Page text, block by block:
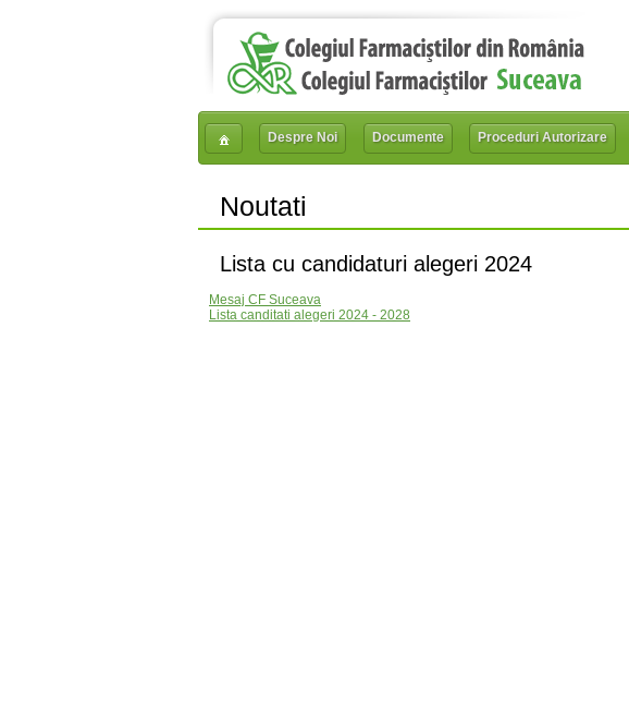
Despre Noi Documente Proceduri Autorizare
Noutati
Lista cu candidaturi alegeri 2024
Mesaj CF Suceava
Lista canditati alegeri 2024 - 2028